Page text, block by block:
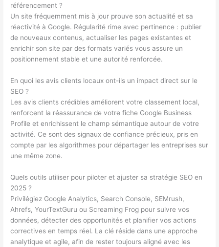
référencement ?
Un site fréquemment mis à jour prouve son actualité et sa
réactivité à Google. Régularité rime avec pertinence : publier
de nouveaux contenus, actualiser les pages existantes et
enrichir son site par des formats variés vous assure un
positionnement stable et une autorité renforcée.
En quoi les avis clients locaux ont-ils un impact direct sur le
SEO ?
Les avis clients crédibles améliorent votre classement local,
renforcent la réassurance de votre fiche Google Business
Profile et enrichissent le champ sémantique autour de votre
activité. Ce sont des signaux de confiance précieux, pris en
compte par les algorithmes pour départager les entreprises sur
une même zone.
Quels outils utiliser pour piloter et ajuster sa stratégie SEO en
2025 ?
Privilégiez Google Analytics, Search Console, SEMrush,
Ahrefs, YourTextGuru ou Screaming Frog pour suivre vos
données, détecter des opportunités et planifier vos actions
correctives en temps réel. La clé réside dans une approche
analytique et agile, afin de rester toujours aligné avec les